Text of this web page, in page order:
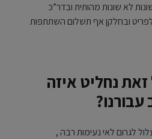
לא שונות מהותית ובדר”כ
לפריט ובחלקן אף תשלום השתתפות
נחליט איזה
עבורנו?
לגרום לאי נעימות רבה ,